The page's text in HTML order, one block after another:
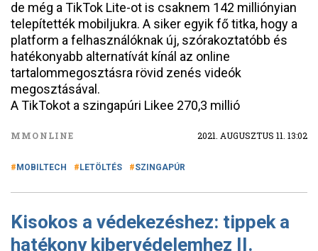
de még a TikTok Lite-ot is csaknem 142 milliónyian
telepítették mobiljukra. A siker egyik fő titka, hogy a
platform a felhasználóknak új, szórakoztatóbb és
hatékonyabb alternatívát kínál az online
tartalommegosztásra rövid zenés videók
megosztásával.
A TikTokot a szingapúri Likee 270,3 millió
MMONLINE 2021. AUGUSZTUS 11. 13:02
MOBILTECH LETÖLTÉS SZINGAPÚR
Kisokos a védekezéshez: tippek a
hatékony kibervédelemhez II.